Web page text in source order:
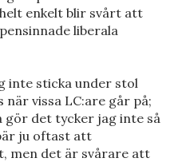
enkelt blir svårt att
liberala
inte sticka under stol
när vissa LC:are går på;
det tycker jag inte så
ju oftast att
men det är svårare att